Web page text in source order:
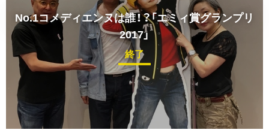
No.1コメディエンヌは誰！？「エミィ賞グランプリ
2017」
終了